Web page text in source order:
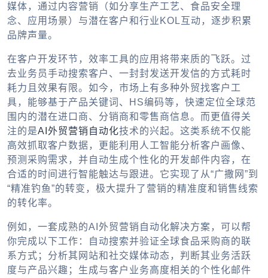
媒体，通过内容营销（如分享生产工艺、食品安全理
念、应用场景）与潜在客户和行业KOL互动，逐步积累
品牌声量。
在客户开发环节，效率工具的应用将带来质的飞跃。过
去业务员手动搜索客户、一封封发送开发信的方式耗时
耗力且效果有限。如今，市场上有多种外贸找客户工
具 ，能够基于产品关键词、HS编码等，快速定位全球范
围内的潜在进口商、分销商和零售商信息。而更值得关
注的是AI外贸营销自动化技术的兴起。这类系统不仅能
高效抓取客户数据，更能利用人工智能分析客户画像、
预测采购需求，并自动生成个性化的开发邮件内容，在
合适的时间进行智能触达与跟进。它实现了从“广撒网”到
“精准钓鱼”的转变，极大提升了营销的精准度和销售线索
的转化率。
例如，一套成熟的AI外贸营销自动化解决方案，可以帮
你完成以下工作：自动搜索并验证全球食品采购商的联
系方式；分析其网站和社交媒体动态，判断其业务活跃
度与产品兴趣；生成与客户业务高度相关的个性化邮件